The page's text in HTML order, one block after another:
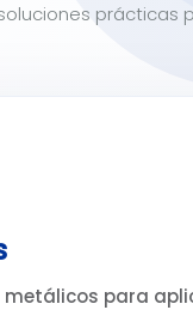
prácticas
metálicos para